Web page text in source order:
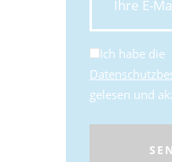
Ich habe die
gelesen und